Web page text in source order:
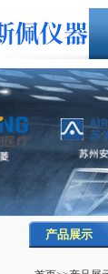
产品展示